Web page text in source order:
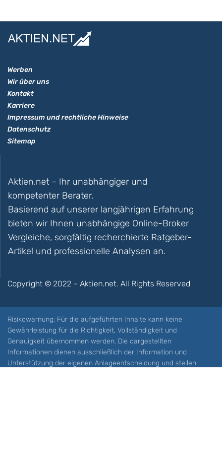
Werben
Wir über uns
Kontakt
Karriere
Impressum und rechtliche Hinweise
Datenschutz
Sitemap
Aktien.net – Ihr unabhängiger und
kompetenter Berater.
Basierend auf unserer langjährigen Erfahrung
bieten wir Ihnen unabhängige Online-Broker
Vergleiche, sorgfältig recherchierte Ratgeber-
Artikel und professionelle Analysen an.
Copyright © 2022 – Aktien.net. All Rights Reserved
Risikowarnung: Für die aufgeführten Inhalte kann keine
Gewährleistung für die Richtigkeit, Vollständigkeit und
Genauigkeit übernommen werden. Die dargestellten
Informationen dienen ausschließlich der Information und
Unterstützung der eigenen Anlageentscheidung und stellen